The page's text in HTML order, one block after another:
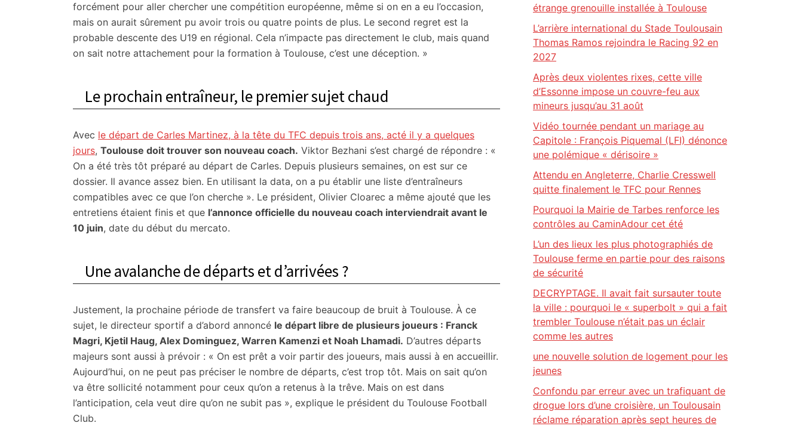
forcément pour aller chercher une compétition européenne, même si on en a eu l’occasion,
mais on aurait sûrement pu avoir trois ou quatre points de plus. Le second regret est la
probable descente des U19 en régional. Cela n’impacte pas directement le club, mais quand
on sait notre attachement pour la formation à Toulouse, c’est une déception. »
Le prochain entraîneur, le premier sujet chaud
Avec le départ de Carles Martinez, à la tête du TFC depuis trois ans, acté il y a quelques
jours, Toulouse doit trouver son nouveau coach. Viktor Bezhani s’est chargé de répondre : «
On a été très tôt préparé au départ de Carles. Depuis plusieurs semaines, on est sur ce
dossier. Il avance assez bien. En utilisant la data, on a pu établir une liste d’entraîneurs
compatibles avec ce que l’on cherche ». Le président, Olivier Cloarec a même ajouté que les
entretiens étaient finis et que l’annonce officielle du nouveau coach interviendrait avant le
10 juin, date du début du mercato.
Une avalanche de départs et d’arrivées ?
Justement, la prochaine période de transfert va faire beaucoup de bruit à Toulouse. À ce
sujet, le directeur sportif a d’abord annoncé le départ libre de plusieurs joueurs : Franck
Magri, Kjetil Haug, Alex Dominguez, Warren Kamenzi et Noah Lhamadi. D’autres départs
majeurs sont aussi à prévoir : « On est prêt a voir partir des joueurs, mais aussi à en accueillir.
Aujourd’hui, on ne peut pas préciser le nombre de départs, c’est trop tôt. Mais on sait qu’on
va être sollicité notamment pour ceux qu’on a retenus à la trêve. Mais on est dans
l’anticipation, cela veut dire qu’on ne subit pas », explique le président du Toulouse Football
Club.
étrange grenouille installée à Toulouse
L’arrière international du Stade Toulousain
Thomas Ramos rejoindra le Racing 92 en
2027
Après deux violentes rixes, cette ville
d’Essonne impose un couvre-feu aux
mineurs jusqu’au 31 août
Vidéo tournée pendant un mariage au
Capitole : François Piquemal (LFI) dénonce
une polémique « dérisoire »
Attendu en Angleterre, Charlie Cresswell
quitte finalement le TFC pour Rennes
Pourquoi la Mairie de Tarbes renforce les
contrôles au CaminAdour cet été
L’un des lieux les plus photographiés de
Toulouse ferme en partie pour des raisons
de sécurité
DECRYPTAGE. Il avait fait sursauter toute
la ville : pourquoi le « superbolt » qui a fait
trembler Toulouse n’était pas un éclair
comme les autres
une nouvelle solution de logement pour les
jeunes
Confondu par erreur avec un trafiquant de
drogue lors d’une croisière, un Toulousain
réclame réparation après sept heures de